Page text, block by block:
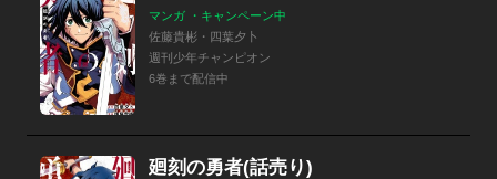
マンガ ・キャンペーン中
佐藤貴彬・四葉夕卜
週刊少年チャンピオン
6巻まで配信中
廻刻の勇者(話売り)